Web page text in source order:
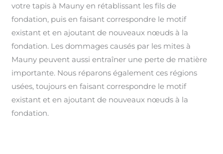
votre tapis à Mauny en rétablissant les fils de
fondation, puis en faisant correspondre le motif
existant et en ajoutant de nouveaux nœuds à la
fondation. Les dommages causés par les mites à
Mauny peuvent aussi entraîner une perte de matière
importante. Nous réparons également ces régions
usées, toujours en faisant correspondre le motif
existant et en ajoutant de nouveaux nœuds à la
fondation.